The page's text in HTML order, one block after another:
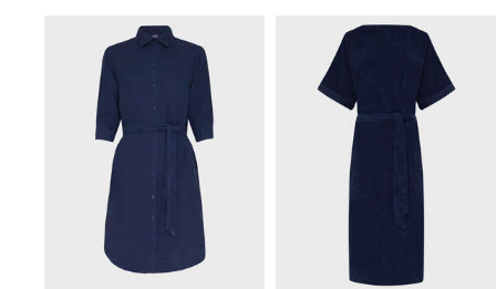
Mágico
Ver todo Bañadores
Pret-a-porter
Polos
Camisas
Shorts
Jersey y cárdigan
Chaquetas y Abrigos